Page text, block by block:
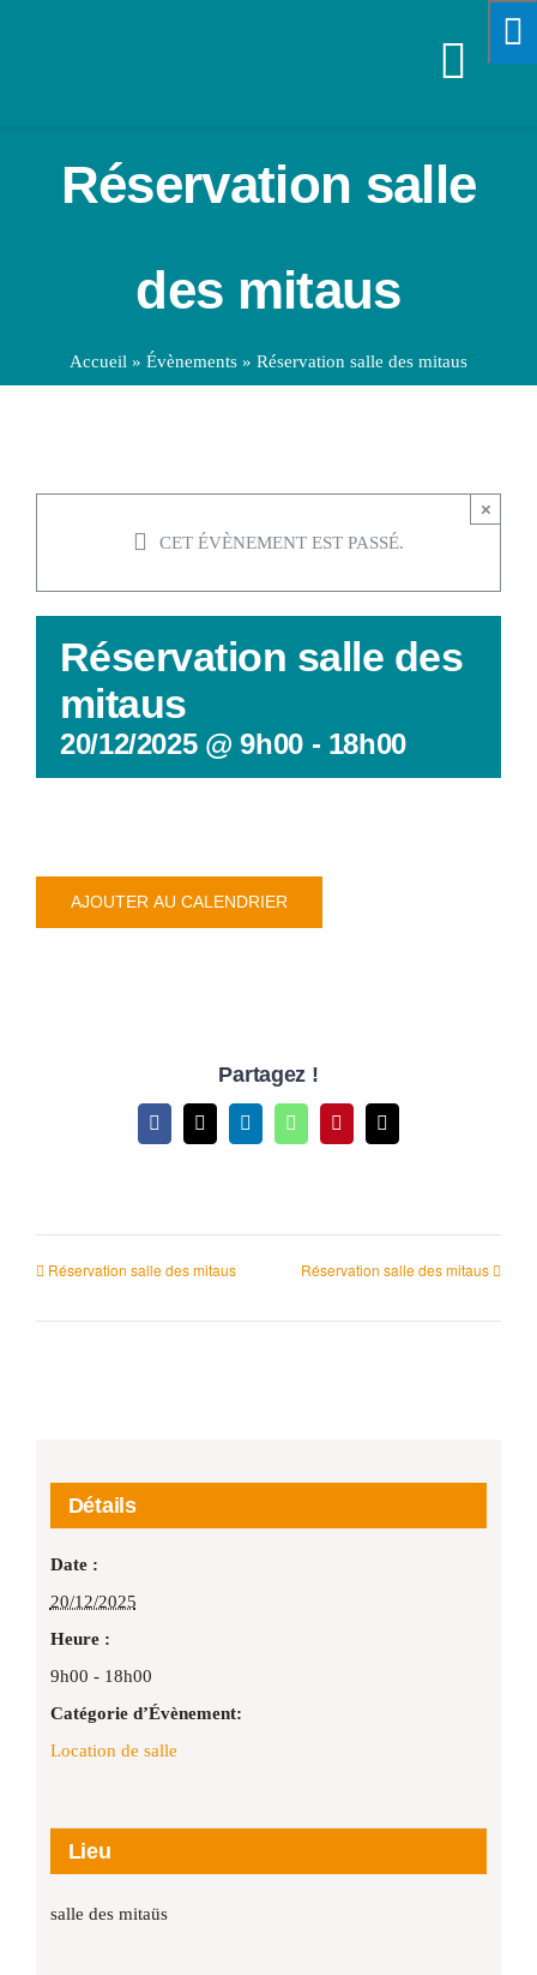
SANTÉ
Réservation salle
des mitaus
Accueil » Évènements » Réservation salle des mitaus
CET ÉVÈNEMENT EST PASSÉ.
×
Réservation salle des
mitaus
20/12/2025 @ 9h00- 18h00
AJOUTER AU CALENDRIER
Partagez !
Facebook
X LinkedInWhatsAppPinterestEmail
Réservation salle des mitaus Réservation salle des mitaus
Détails
Date :
20/12/2025
Heure :
9h00 - 18h00
Catégorie d’Évènement:
Location de salle
Lieu
salle des mitaüs